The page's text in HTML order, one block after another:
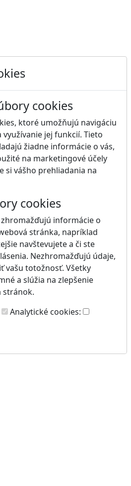
cookies
ktoré umožňujú navigáciu
jej funkcií. Tieto
žiadne informácie o vás,
na marketingové účely
si vášho prehliadania na
cookies
informácie o
stránka, napríklad
navštevujete a či ste
Nezhromažďujú údaje,
vašu totožnosť. Všetky
a slúžia na zlepšenie
stránok.
Analytické cookies: